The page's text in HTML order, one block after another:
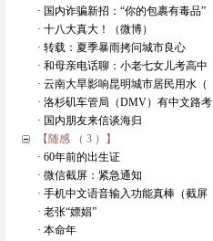
· 国内诈骗新招：“你的包裹有毒品”
· 十八大真大！（微博）
· 转载：夏季暴雨拷问城市良心
· 和母亲电话聊：小老七女儿考高中
· 云南大旱影响昆明城市居民用水（
· 洛杉矶车管局（DMV）有中文路考
· 国内朋友来信谈海归
【随感 （ 3 ）】
· 60年前的出生证
· 微信截屏：紧急通知
· 手机中文语音输入功能真棒（截屏
· 老张“嫖娼”
· 本命年